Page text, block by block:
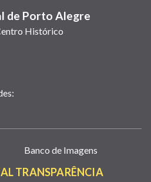
de Porto Alegre
Histórico
Banco de Imagens
TRANSPARÊNCIA(LINK